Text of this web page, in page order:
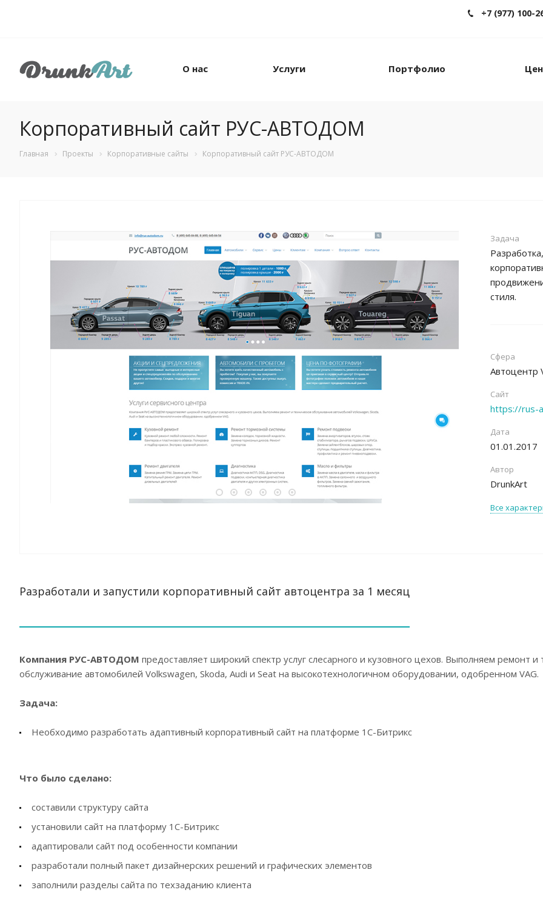
+7 (977) 100-
О нас Услуги Портфолио
Корпоративный сайт РУС-АВТОДОМ
Главная Проекты Корпоративные сайты Корпоративный сайт РУС-АВТОДОМ
Задача
стиля.
Сфера
Автоцентр
Сайт
https://rus-
Дата
01.01.2017
Автор
DrunkArt
Все
Разработали и запустили корпоративный сайт автоцентра за 1 месяц
Компания РУС-АВТОДОМ предоставляет широкий спектр услуг слесарного и кузовного цехов. Выполняем ремонт и
обслуживание автомобилей Volkswagen, Skoda, Audi и Seat на высокотехнологичном оборудовании, одобренном VAG.
Задача:
Необходимо разработать адаптивный корпоративный сайт на платформе 1С-Битрикс
Что было сделано:
составили структуру сайта
установили сайт на платформу 1С-Битрикс
адаптировали сайт под особенности компании
разработали полный пакет дизайнерских решений и графических элементов
заполнили разделы сайта по техзаданию клиента